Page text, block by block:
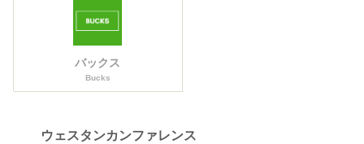
バックス
Bucks
ウェスタンカンファレンス